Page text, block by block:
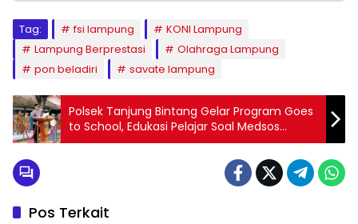
Tag: fsi lampung
KONI Lampung
Lampung Berprestasi
Olahraga Lampung
pon beladiri
savate lampung
Polsek Tanjung Bintang Gelar Program Goes
to School, Edukasi Pelajar Soal Medsos
hingga Pencegahan Tindak Pidana
Pos Terkait